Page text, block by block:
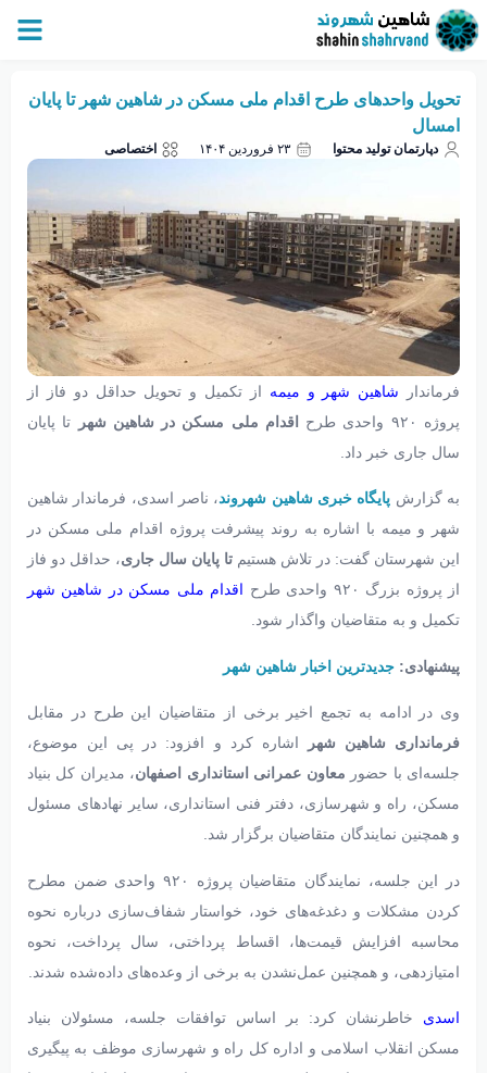
تحویل واحدهای طرح اقدام ملی مسکن در شاهین‌ شهر تا پایان
امسال
دپارتمان تولید محتوا ۲۳ فروردین ۱۴۰۴ اختصاصی
فرماندار شاهین‌ شهر و میمه از تکمیل و تحویل حداقل دو فاز از
پروژه ۹۲۰ واحدی طرح
اقدام ملی مسکن در شاهین‌ شهر
تا پایان
سال جاری خبر داد.
به گزارش پایگاه خبری شاهین شهروند، ناصر اسدی، فرماندار شاهین‌
شهر و میمه با اشاره به روند پیشرفت پروژه اقدام ملی مسکن در
این شهرستان گفت: در تلاش هستیم تا پایان سال جاری، حداقل دو فاز
از پروژه بزرگ ۹۲۰ واحدی طرح
اقدام ملی مسکن در شاهین‌ شهر
تکمیل و به متقاضیان واگذار شود.
پیشنهادی: جدیدترین اخبار شاهین شهر
وی در ادامه به تجمع اخیر برخی از متقاضیان این طرح در مقابل
فرمانداری شاهین‌ شهر
اشاره کرد و افزود: در پی این موضوع،
جلسه‌ای با حضور معاون عمرانی استانداری اصفهان، مدیران کل بنیاد
مسکن، راه و شهرسازی، دفتر فنی استانداری، سایر نهادهای مسئول
و همچنین نمایندگان متقاضیان برگزار شد.
در این جلسه، نمایندگان متقاضیان پروژه ۹۲۰ واحدی ضمن مطرح
کردن مشکلات و دغدغه‌های خود، خواستار شفاف‌سازی درباره نحوه
محاسبه افزایش قیمت‌ها، اقساط پرداختی، سال پرداخت، نحوه
امتیازدهی، و همچنین عمل‌نشدن به برخی از وعده‌های داده‌شده شدند.
اسدی خاطرنشان کرد: بر اساس توافقات جلسه، مسئولان بنیاد
مسکن انقلاب اسلامی و اداره کل راه و شهرسازی موظف به پیگیری